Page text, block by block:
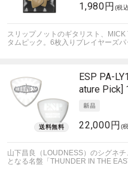
1,980円 (税
スリップノットのギタリスト、
タムピック。6枚入りプレイヤーズパ
ESP PA-
ature Pick]
22,000円 (
山下昌良（LOUDNESS）のシグネ
となる名盤「THUNDER IN THE